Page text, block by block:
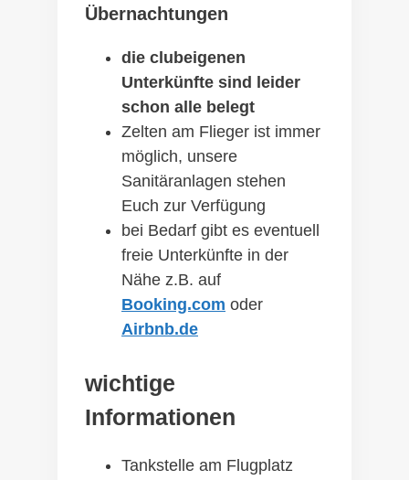
Übernachtungen
die clubeigenen
Unterkünfte sind leider
schon alle belegt
Zelten am Flieger ist immer
möglich, unsere
Sanitäranlagen stehen
Euch zur Verfügung
bei Bedarf gibt es eventuell
freie Unterkünfte in der
Nähe z.B. auf
Booking.com oder
Airbnb.de
wichtige
Informationen
Tankstelle am Flugplatz